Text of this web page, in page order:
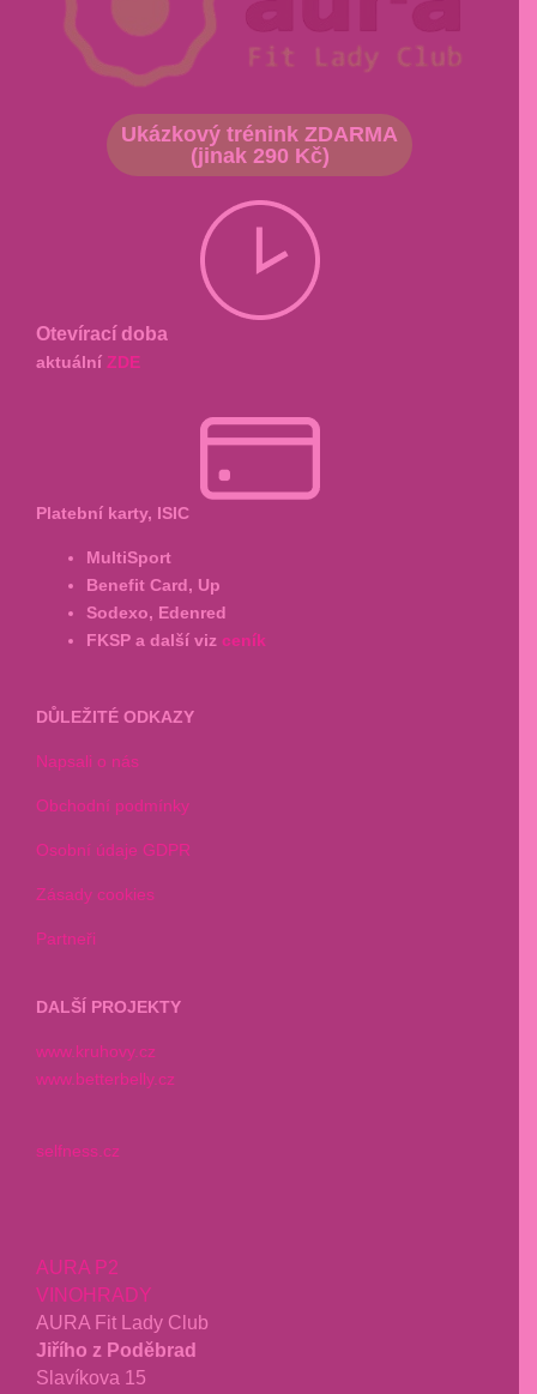
Ukázkový trénink ZDARMA
(jinak 290 Kč)
Otevírací doba
aktuální ZDE
Platební karty, ISIC
MultiSport
Benefit Card, Up
Sodexo, Edenred
FKSP a další viz ceník
DŮLEŽITÉ ODKAZY
Napsali o nás
Obchodní podmínky
Osobní údaje GDPR
Zásady cookies
Partneři
DALŠÍ PROJEKTY
www.kruhovy.cz
www.betterbelly.cz
selfness.cz
AURA P2
VINOHRADY
AURA Fit Lady Club
Jiřího z Poděbrad
Slavíkova 15